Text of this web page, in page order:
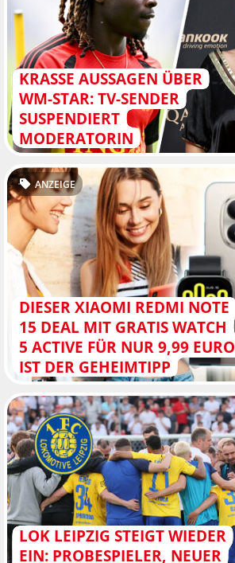
KRASSE AUSSAGEN ÜBER
WM-STAR: TV-SENDER
SUSPENDIERT
MODERATORIN
DIESER XIAOMI REDMI NOTE
15 DEAL MIT GRATIS WATCH
5 ACTIVE FÜR NUR 9,99 EURO
IST DER GEHEIMTIPP
ANZEIGE
LOK LEIPZIG STEIGT WIEDER
EIN: PROBESPIELER, NEUER